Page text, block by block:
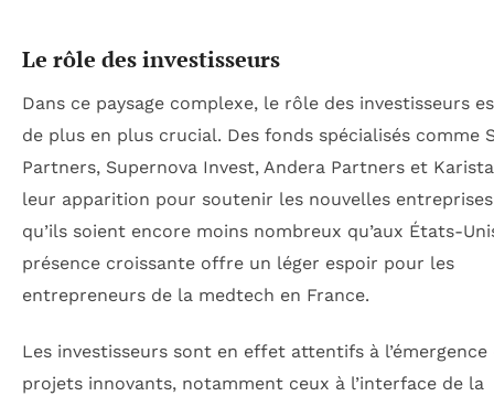
Le rôle des investisseurs
Dans ce paysage complexe, le rôle des investisseurs
de plus en plus crucial. Des fonds spécialisés comme
Partners, Supernova Invest, Andera Partners et
leur apparition pour soutenir les nouvelles
qu’ils soient encore moins nombreux qu’aux États-
présence croissante offre un léger espoir pour les
entrepreneurs de la medtech en France.
Les investisseurs sont en effet attentifs à l’émergence
projets innovants, notamment ceux à l’interface de la